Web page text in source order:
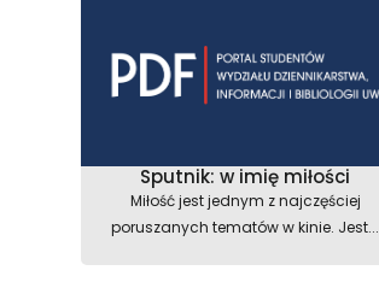
Sputnik: w imię miłości
Miłość jest jednym z najczęściej
poruszanych tematów w kinie. Jest...